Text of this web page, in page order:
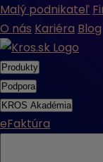
Malý podnikateľ
O nás Kariéra Blog
Produkty
Podpora
KROS Akadémia
eFaktúra